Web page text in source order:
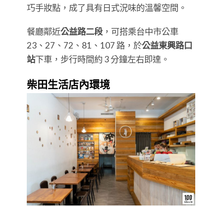
巧手妝點，成了具有日式況味的溫馨空間。
餐廳鄰近公益路二段，可搭乘台中市公車
23、27、72、81、107 路，於公益東興路口
站下車，步行時間約 3 分鐘左右即達。
柴田生活店內環境